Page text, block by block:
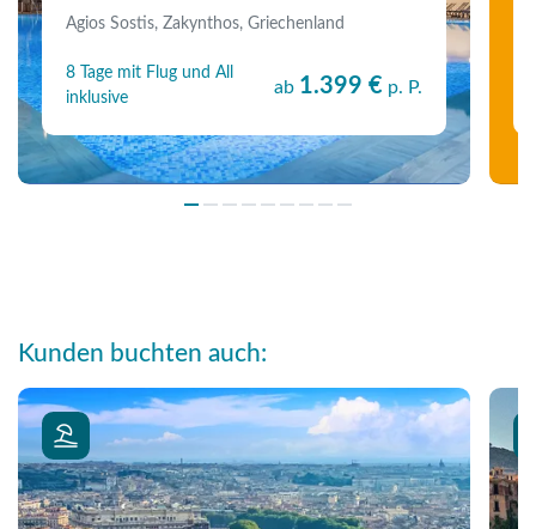
Agios Sostis, Zakynthos, Griechenland
8 Tage mit Flug und All
inklusive
ab 1.399 € p. P.
Kunden buchten auch: